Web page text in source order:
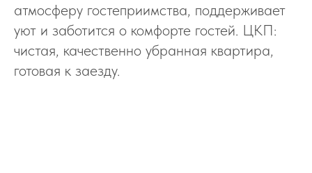
атмосферу гостеприимства, поддерживает
уют и заботится о комфорте гостей. ЦКП:
чистая, качественно убранная квартира,
готовая к заезду.